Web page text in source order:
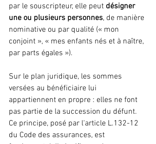
par le souscripteur, elle peut désigner
une ou plusieurs personnes, de manière
nominative ou par qualité (« mon
conjoint », « mes enfants nés et à naître,
par parts égales »).
Sur le plan juridique, les sommes
versées au bénéficiaire lui
appartiennent en propre : elles ne font
pas partie de la succession du défunt.
Ce principe, posé par l'article L.132-12
du Code des assurances, est